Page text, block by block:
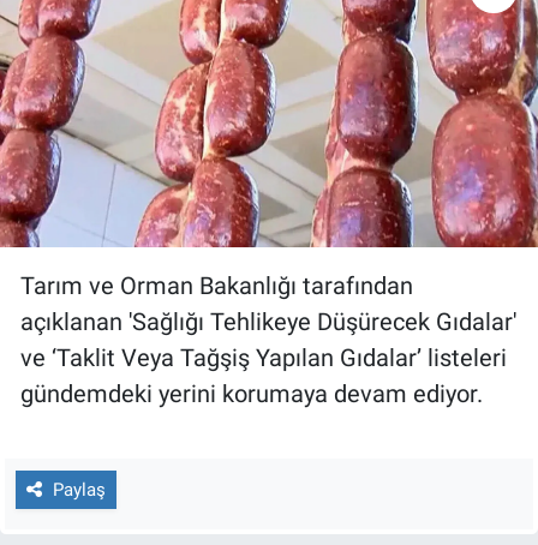
Tarım ve Orman Bakanlığı tarafından
açıklanan 'Sağlığı Tehlikeye Düşürecek Gıdalar'
ve ‘Taklit Veya Tağşiş Yapılan Gıdalar’ listeleri
gündemdeki yerini korumaya devam ediyor.
Paylaş
Gündem Özel
Günün görüntüsü
Haber
İlan
Kimdir
Koronavirüs
Ne demişti